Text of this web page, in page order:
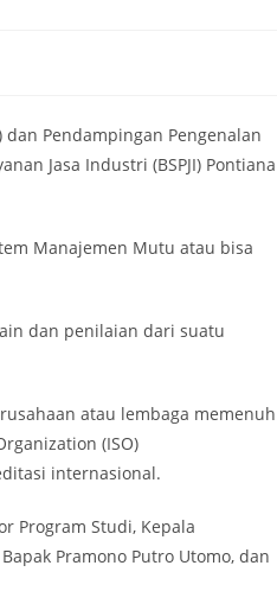
dan Pendampingan Pengenalan
Jasa Industri (BSPJI)
Manajemen Mutu atau bisa
dan penilaian dari suatu
atau lembaga
(ISO)
internasional.
Program Studi, Kepala
Pramono Putro Utomo, dan